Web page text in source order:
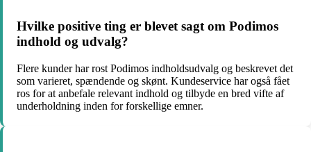
Hvilke positive ting er blevet sagt om Podimos
indhold og udvalg?
Flere kunder har rost Podimos indholdsudvalg og beskrevet det
som varieret, spændende og skønt. Kundeservice har også fået
ros for at anbefale relevant indhold og tilbyde en bred vifte af
underholdning inden for forskellige emner.